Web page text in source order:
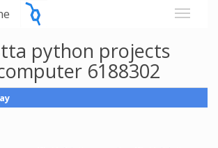
python projects
6188302